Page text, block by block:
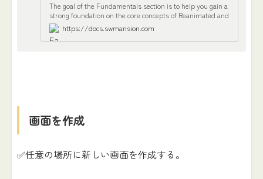
The goal of the Fundamentals section is to help you gain a
strong foundation on the core concepts of Reanimated and
give you the confidence to explore more advanced use
cases on your own. This section is packed with interactive
examples, code snippets and explanations. Are you
https://docs.swmansion.com
画面を作成
✅任意の場所に新しい画面を作成する。